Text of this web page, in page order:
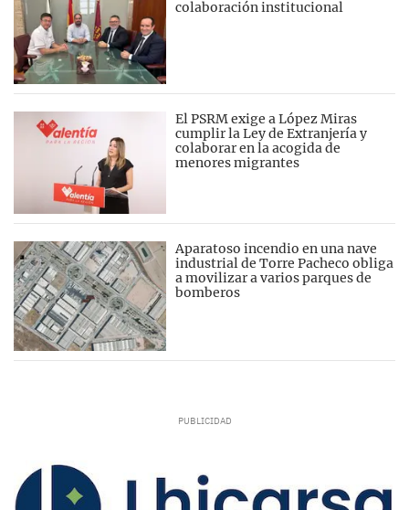
colaboración institucional
El PSRM exige a López Miras
cumplir la Ley de Extranjería y
colaborar en la acogida de
menores migrantes
Aparatoso incendio en una nave
industrial de Torre Pacheco obliga
a movilizar a varios parques de
bomberos